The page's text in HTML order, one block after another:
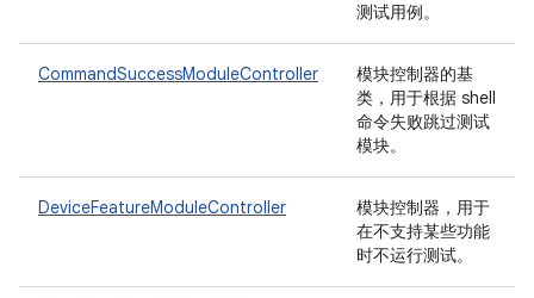
测试用例。
CommandSuccessModuleController
模块控制器的基
类，用于根据 shell
命令失败跳过测试
模块。
DeviceFeatureModuleController
模块控制器，用于
在不支持某些功能
时不运行测试。